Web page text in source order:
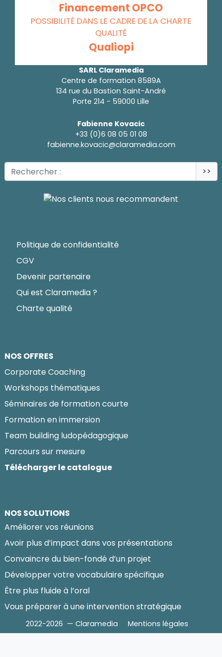
Financement OPCO
POSSIBILITÉ DANS LE CADRE DE LA CHARTE
QUALITÉ
Qualiopi
SARL Claramedia
Centre de formation 8589A
134 rue du Bastion Saint-André
Porte 214 - 59000 Lille
Fabienne Kovacic
+33 (0)6 08 05 01 08
fabienne.kovacic@claramedia.com
>>
Politique de confidentialité
CGV
Devenir partenaire
Qui est Claramedia ?
Charte qualité
NOS OFFRES
Corporate Coaching
Workshops thématiques
Séminaires de formation courte
Formation en immersion
Team building ludopédagogique
Parcours sur mesure
Télécharger le catalogue
NOS SOLUTIONS
Améliorer vos réunions
Avoir plus d’impact dans vos présentations
Convaincre du bien-fondé d’un projet
Développer votre vocabulaire spécifique
Être plus fluide à l’oral
Vous préparer à une intervention stratégique
2022-2026 — Claramedia Mentions légales